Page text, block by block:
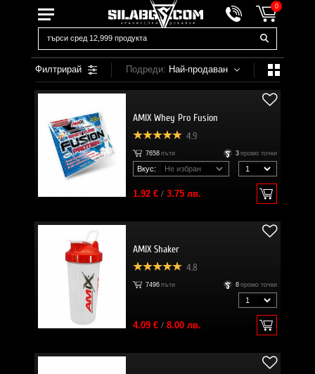
0
Филтрирай Подреди: Най-продаван
AMIX Whey Pro Fusion
4.9
7658 пъти 3 промо точки
Вкус:
1.92 €/ 3.75 лв.
AMIX Shaker
4.8
7496 пъти 8 промо точки
4.09 €/ 8.00 лв.